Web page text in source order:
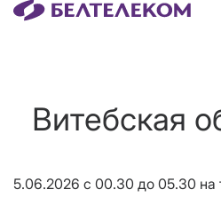
Витебская
5.06.2026 с 00.30 до 05.30 на